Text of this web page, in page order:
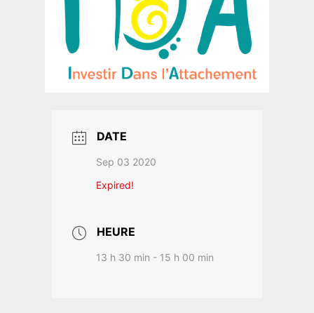
DATE
Sep 03 2020
Expired!
HEURE
13 h 30 min - 15 h 00 min